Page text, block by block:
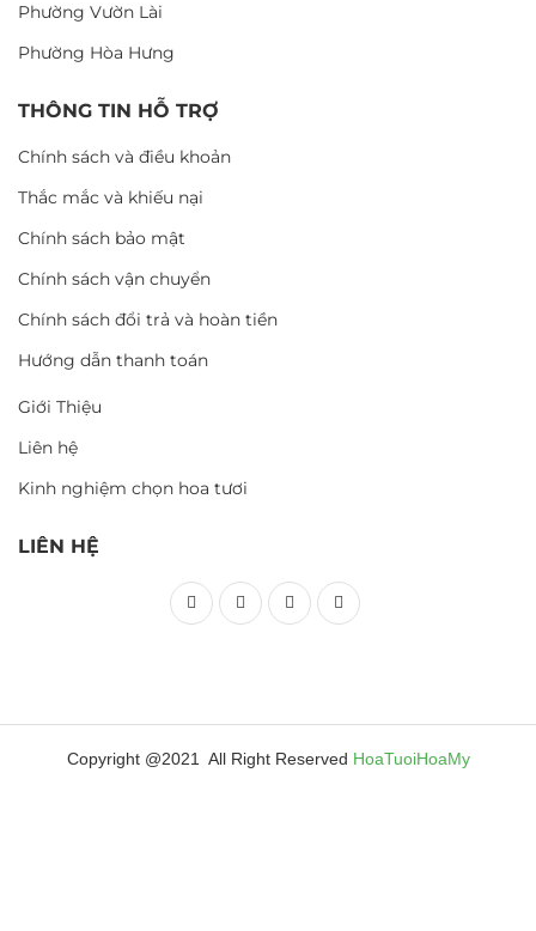
Phường Vườn Lài
Phường Hòa Hưng
THÔNG TIN HỖ TRỢ
Chính sách và điều khoản
Thắc mắc và khiếu nại
Chính sách bảo mật
Chính sách vận chuyển
Chính sách đổi trả và hoàn tiền
Hướng dẫn thanh toán
Giới Thiệu
Liên hệ
Kinh nghiệm chọn hoa tươi
LIÊN HỆ
Copyright @2021 All Right Reserved HoaTuoiHoaMy